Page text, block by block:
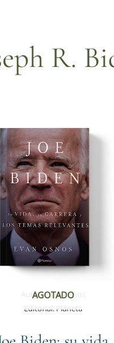
R.
AGOTADO
Autor:Evan Osnos
Editorial:Planeta